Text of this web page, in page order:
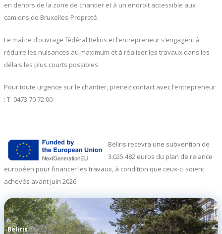
en dehors de la zone de chantier et à un endroit accessible aux
camions de Bruxelles-Propreté.
Le maître d’ouvrage fédéral Beliris et l’entrepreneur s’engagent à
réduire les nuisances au maximum et à réaliser les travaux dans les
délais les plus courts possibles.
Pour toute urgence sur le chantier, prenez contact avec l’entrepreneur
: T. 0473 70 72 00
Beliris recevra une subvention de
3.025.482 euros du plan de relance
européen pour financer les travaux, à condition que ceux-ci soient
achevés avant juin 2026.
Beliris